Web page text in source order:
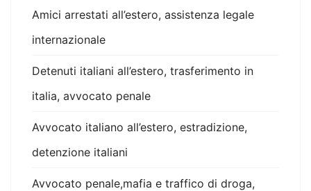
Amici arrestati all’estero, assistenza legale
internazionale
Detenuti italiani all’estero, trasferimento in
italia, avvocato penale
Avvocato italiano all’estero, estradizione,
detenzione italiani
Avvocato penale,mafia e traffico di droga,